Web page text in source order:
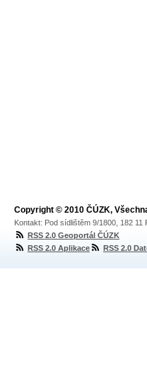
Copyright © 2010 ČÚZK,
Kontakt: Pod sídlištěm 9/1800, 182
RSS 2.0 Geoportál ČÚZK
RSS 2.0 Aplikace
RSS 2.0